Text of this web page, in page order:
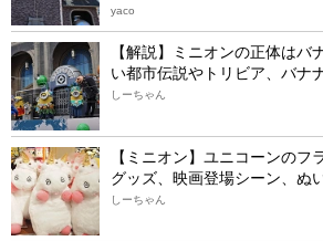
yaco
【解説】ミニオンの正体はバ
い都市伝説やトリビア、バナ
しーちゃん
【ミニオン】ユニコーンのフ
グッズ、映画登場シーン、ぬ
しーちゃん